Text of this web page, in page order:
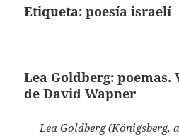
Etiqueta:poesía israelí
Lea Goldberg: poemas.
de David Wapner
Lea Goldberg